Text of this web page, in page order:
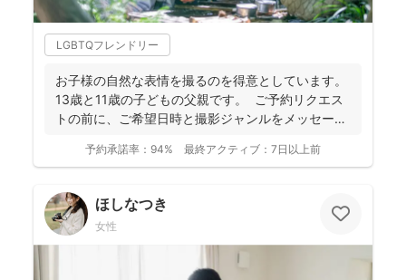
LGBTQフレンドリー
お子様の自然な表情を撮るのを得意としています。
13歳と11歳の子どもの父親です。 ご予約リクエス
トの前に、ご希望日時と撮影ジャンルをメッセージ
予約承諾率： 94% 最終アクティブ： 7日以上前
ほしなつき
女性